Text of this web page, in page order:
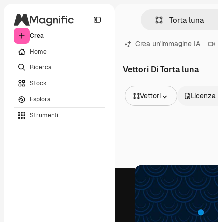
Crea
Home
Ricerca
Stock
Esplora
Strumenti
Crea un'immagine IA
Vettori Di Torta luna
Vettori
Video
Clip video
Motion graphic
Modelli di video
Icone
Modelli 3D
Font
Licenza